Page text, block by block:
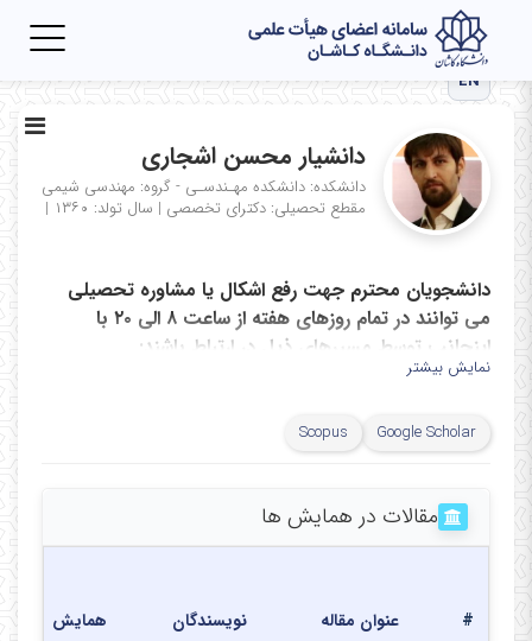
EN
دانشیار محسن اشجاری
دانشکده: دانشکده مهـندسـی - گروه: مهندسی شیمی
مقطع تحصیلی: دکترای تخصصی | سال تولد: ۱۳۶۰ |
دانشجویان محترم جهت رفع اشکال یا مشاوره تحصیلی
می توانند در تمام روزهای هفته از ساعت ۸ الی ۲۰ با
اینجانب توسط مسیرهای ذیل در ارتباط باشند:
نمایش بیشتر
Google Scholar
Scopus
مقالات در همایش ها
# عنوان مقاله نویسندگان همایش